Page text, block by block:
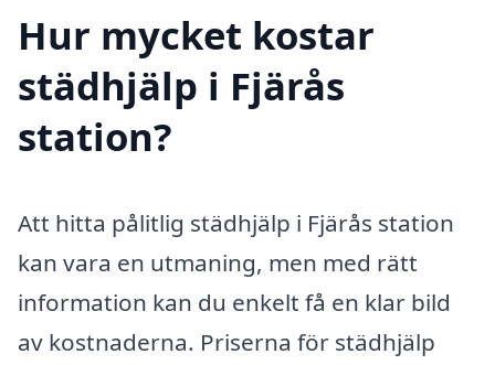
Hur mycket kostar
städhjälp i Fjärås
station?
Att hitta pålitlig städhjälp i Fjärås station
kan vara en utmaning, men med rätt
information kan du enkelt få en klar bild
av kostnaderna. Priserna för städhjälp